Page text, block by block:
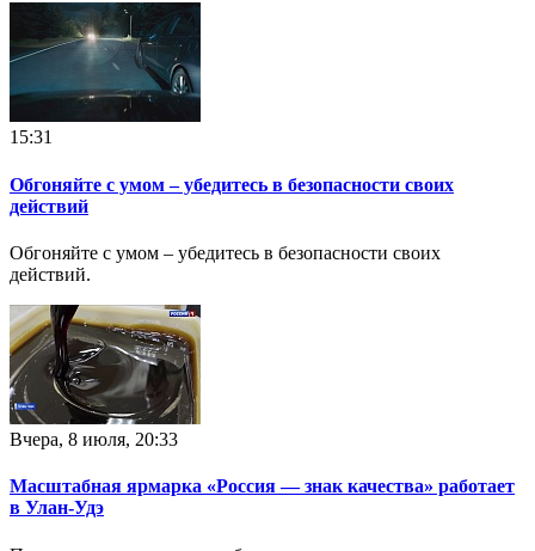
15:31
Обгоняйте с умом – убедитесь в безопасности своих
действий
Обгоняйте с умом – убедитесь в безопасности своих
действий.
Вчера, 8 июля, 20:33
Масштабная ярмарка «Россия — знак качества» работает
в Улан-Удэ